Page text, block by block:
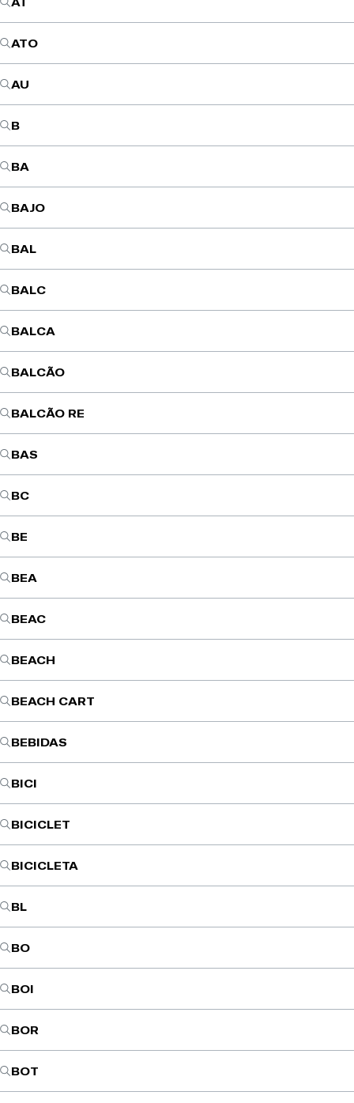
ATO
AU
B
BA
BAJO
BAL
BALC
BALCA
BALCÃO
BALCÃO RE
BAS
BC
BE
BEA
BEAC
BEACH
BEACH CART
BEBIDAS
BICI
BICICLET
BICICLETA
BL
BO
BOI
BOR
BOT